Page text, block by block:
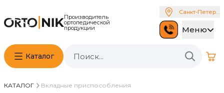
Производитель
ортопедической
продукции
Санкт-
Меню
Каталог
КАТАЛОГ Вкладные приспособления